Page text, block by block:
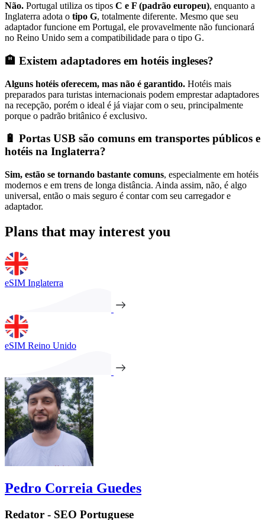
Não. Portugal utiliza os tipos C e F (padrão europeu), enquanto a
Inglaterra adota o tipo G, totalmente diferente. Mesmo que seu
adaptador funcione em Portugal, ele provavelmente não funcionará
no Reino Unido sem a compatibilidade para o tipo G.
🏨 Existem adaptadores em hotéis ingleses?
Alguns hotéis oferecem, mas não é garantido. Hotéis mais
preparados para turistas internacionais podem emprestar adaptadores
na recepção, porém o ideal é já viajar com o seu, principalmente
porque o padrão britânico é exclusivo.
🔋 Portas USB são comuns em transportes públicos e
hotéis na Inglaterra?
Sim, estão se tornando bastante comuns, especialmente em hotéis
modernos e em trens de longa distância. Ainda assim, não, é algo
universal, então o mais seguro é contar com seu carregador e
adaptador.
Plans that may interest you
eSIM Inglaterra
eSIM Reino Unido
Pedro Correia Guedes
Redator - SEO Portuguese